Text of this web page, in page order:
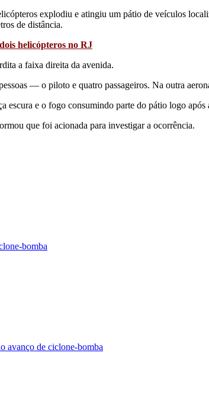
explodiu e atingiu um pátio de veículos
de distância.
helicópteros no RJ
a faixa direita da avenida.
— o piloto e quatro passageiros. Na outra
escura e o fogo consumindo parte do pátio logo após
que foi acionada para investigar a ocorrência.
bomba
avanço de ciclone-bomba